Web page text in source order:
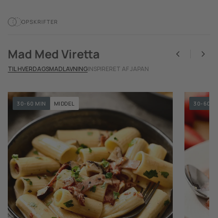
OPSKRIFTER
Mad Med Viretta
TIL HVERDAGSMADLAVNINGINSPIRERET AF JAPAN
30-60 MIN MIDDEL 30-60